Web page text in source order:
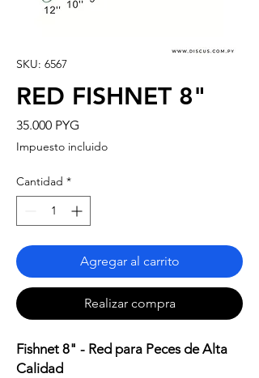
SKU: 6567
RED FISHNET 8"
35.000 PYG
Impuesto incluido
Cantidad *
Agregar al carrito
Realizar compra
Fishnet 8" - Red para Peces de Alta
Calidad